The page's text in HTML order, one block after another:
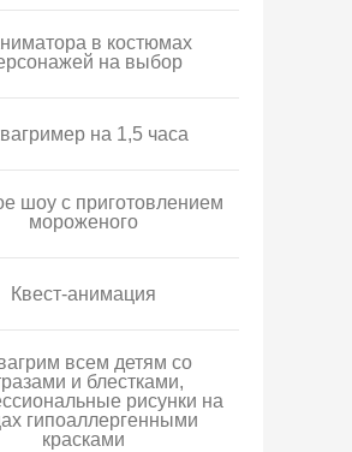
в костюмах
на выбор
на 1,5 часа
шоу с приготовлением
мороженого
Квест-анимация
всем детям со
и блестками,
рисунки на
гипоаллергенными
красками